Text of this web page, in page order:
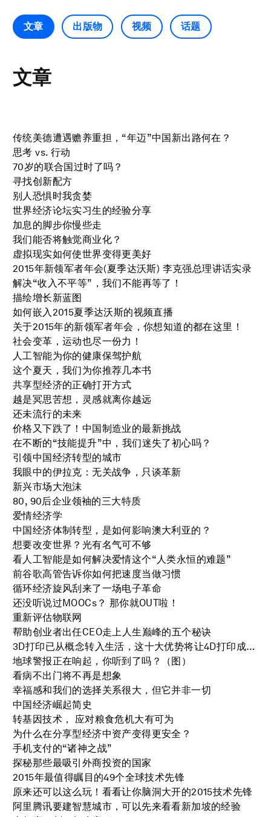
文章 出版物 视频 话题
文章
传统美德遭遇赡养重担，“年迈”中国新出路何在？
思考 vs. 行动
70岁的联合国过时了吗？
寻找创新配方
别人恐惧时我贪婪
世界经济论坛实习生的经验分享
加息的脚步你慢些走
我们能否将触觉商业化？
虚拟现实如何使世界变得更美好
2015年新领军者年会(夏季达沃斯) 李克强总理讲话实录
解决“收入不平等”，我们不能再等了！
描绘增长新蓝图
如何嵌入2015夏季达沃斯的视频直播
关于2015年的新领军者年会，你想知道的都在这里！
社会变革，运动也尽一份力！
人工智能为你的健康保驾护航
这个夏天，我们为你推荐几本书
共享型经济的正确打开方式
越是冥思苦想，灵感就离你越远
还未流行的未来
价格又下跌了！中国制造业的最新挑战
在不断的“技能提升”中，我们迷失了初心吗？
引领中国经济转型的城市
我眼中的伊拉克：无关战争，只谈革新
新兴市场大泡沫
80, 90后企业领袖的三大特质
爱情经济学
中国经济体制转型，是如何影响澳大利亚的？
想要改变世界？光有名气可不够
看人工智能是如何解决爱情这个“人类永恒的难题”
前谷歌高管告诉你如何把速度当做习惯
循环经济旋风刮来了一场电子革命
还没听说过MOOCs？ 那你就OUT啦！
重新评估物联网
帮助创业者出任CEO走上人生巅峰的五个秘诀
3D打印已从概念转入生活，这十大优势将让4D打印成为新蓝海
地球警报正在响起，你听到了吗？（图）
看病不出门将不再是想象
幸福感和我们的选择关系很大，但它并非一切
中国经济崛起简史
转基因技术， 应对粮食危机大有可为
为什么在分享型经济中资产变得更安全？
手机支付的“诸神之战”
探秘那些最吸引外商投资的国家
2015年最值得瞩目的49个全球技术先锋
原来还可以这么玩！看看让你脑洞大开的2015技术先锋
阿里腾讯要建智慧城市，可以先来看看新加坡的经验